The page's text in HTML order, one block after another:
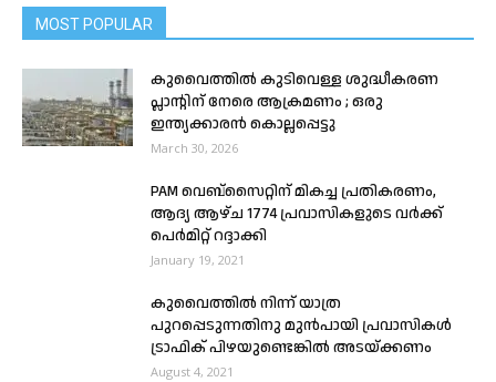
MOST POPULAR
കുവൈത്തിൽ കുടിവെള്ള ശുദ്ധീകരണ
പ്ലാന്റിന് നേരെ ആക്രമണം ; ഒരു
ഇന്ത്യക്കാരൻ കൊല്ലപ്പെട്ടു
March 30, 2026
PAM വെബ്സൈറ്റിന് മികച്ച പ്രതികരണം,
ആദ്യ ആഴ്ച 1774 പ്രവാസികളുടെ വർക്ക്
പെർമിറ്റ് റദ്ദാക്കി
January 19, 2021
കുവൈത്തിൽ നിന്ന് യാത്ര
പുറപ്പെടുന്നതിനു മുൻപായി പ്രവാസികൾ
ട്രാഫിക് പിഴയുണ്ടെങ്കിൽ അടയ്ക്കണം
August 4, 2021